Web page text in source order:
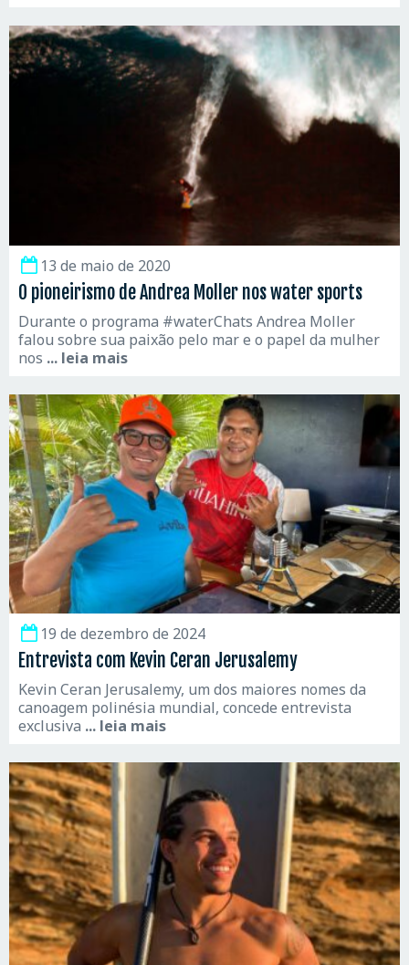
13 de maio de 2020
O pioneirismo de Andrea Moller nos water sports
Durante o programa #waterChats Andrea Moller
falou sobre sua paixão pelo mar e o papel da mulher
nos ... leia mais
19 de dezembro de 2024
Entrevista com Kevin Ceran Jerusalemy
Kevin Ceran Jerusalemy, um dos maiores nomes da
canoagem polinésia mundial, concede entrevista
exclusiva ... leia mais